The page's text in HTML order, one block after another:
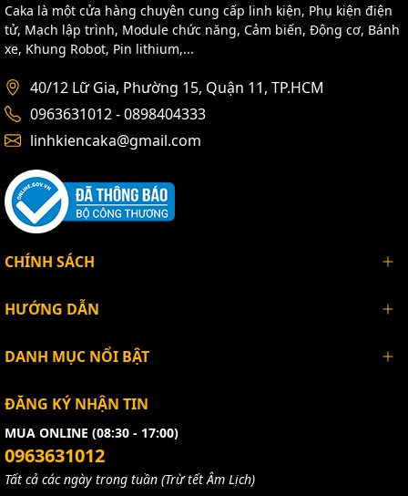
Caka là một cửa hàng chuyên cung cấp linh kiện, Phụ kiện điện
tử, Mạch lập trình, Module chức năng, Cảm biến, Động cơ, Bánh
xe, Khung Robot, Pin lithium,...
40/12 Lữ Gia, Phường 15, Quận 11, TP.HCM
0963631012 - 0898404333
linhkiencaka@gmail.com
CHÍNH SÁCH
HƯỚNG DẪN
DANH MỤC NỔI BẬT
ĐĂNG KÝ NHẬN TIN
MUA ONLINE (08:30 - 17:00)
0963631012
Tất cả các ngày trong tuần (Trừ tết Âm Lịch)